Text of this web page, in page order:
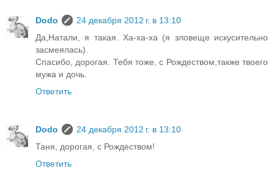
Dodo
24 декабря 2012 г. в 13:10
Да,Натали, я такая. Ха-ха-ха (я зловеще искусительно
засмеялась).
Спасибо, дорогая. Тебя тоже, с Рождеством,также твоего
мужа и дочь.
Ответить
Dodo
24 декабря 2012 г. в 13:10
Таня, дорогая, с Рождеством!
Ответить